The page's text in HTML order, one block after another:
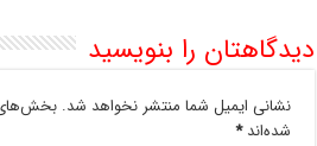
دیدگاهتان را بنویسید
نشانی ایمیل شما منتشر نخواهد شد. بخش‌های
شده‌اند*